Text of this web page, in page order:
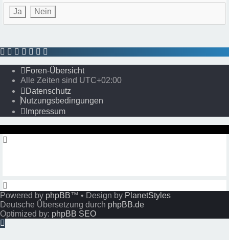
Foren-Übersicht
Alle Zeiten sind UTC+02:00
Datenschutz
Nutzungsbedingungen
Impressum
Powered by phpBB™ • Design by PlanetStyles
Deutsche Übersetzung durch phpBB.de
Optimized by: phpBB SEO